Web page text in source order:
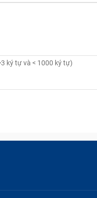
tráo đổi thiết bị.
Dịch vụ thay kính lưng
chữa:
phí ngoài dự kiến.
bạch:
Thiết bị được test
Sau sửa chữa,